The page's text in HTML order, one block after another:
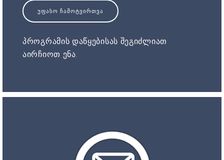
ᲣᲤᲐᲡᲝ ᲩᲐᲛᲝᲢᲕᲘᲠᲗᲕᲐ
პროგრამის დაწყებისას შეგიძლიათ
აირჩიოთ ენა.